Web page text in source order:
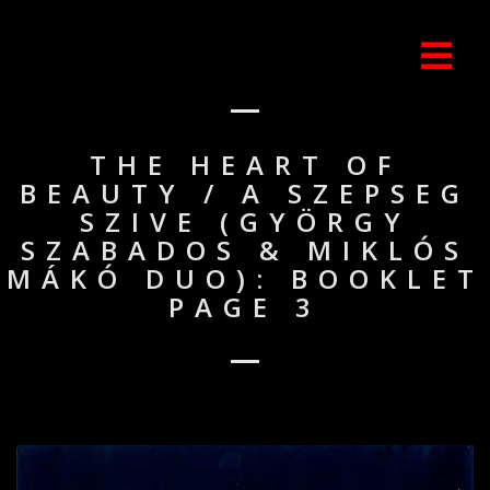
THE HEART OF
BEAUTY / A SZEPSEG
SZIVE (GYÖRGY
SZABADOS & MIKLÓS
MÁKÓ DUO): BOOKLET
PAGE 3